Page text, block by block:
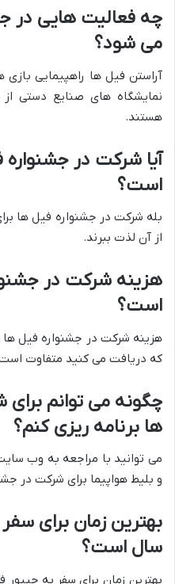
چه فعالیت هایی در
می شود؟
آراستن فیل ها راهپیمایی
نمایشگاه های صنایع دستی
هستند.
آیا شرکت در جشنواره
است؟
بله شرکت در جشنواره فیل ها
از آن لذت ببرند.
هزینه شرکت در
است؟
هزینه شرکت در جشنواره فیل
که دریافت می کنید متفاوت
چگونه می توانم
ها برنامه ریزی کنم؟
می توانید با مراجعه به وب
و بلیط هواپیما برای شرکت در
بهترین زمان برای
سال است؟
بهترین زمان برای سفر به